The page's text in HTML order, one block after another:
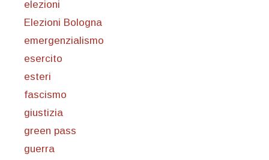
elezioni
Elezioni Bologna
emergenzialismo
esercito
esteri
fascismo
giustizia
green pass
guerra